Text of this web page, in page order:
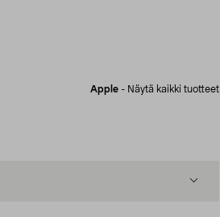
Apple - Näytä kaikki tuotteet